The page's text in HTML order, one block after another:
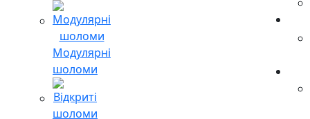
Модулярні
шоломи